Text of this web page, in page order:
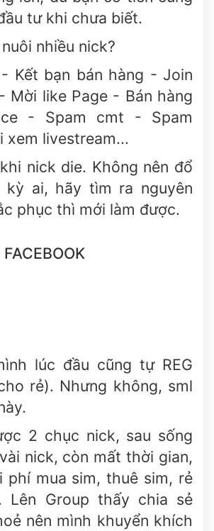
tư khi chưa biết.
nhiều nick?
Kết bạn bán hàng - Join
Mời like Page - Bán hàng
- Spam cmt - Spam
xem livestream...
nick die. Không nên đổ
ai, hãy tìm ra nguyên
phục thì mới làm được.
lúc đầu cũng tự REG
rẻ). Nhưng không, sml
2 chục nick, sau sống
nick, còn mất thời gian,
phí mua sim, thuê sim, rẻ
Lên Group thấy chia sẻ
nên mình khuyển khích